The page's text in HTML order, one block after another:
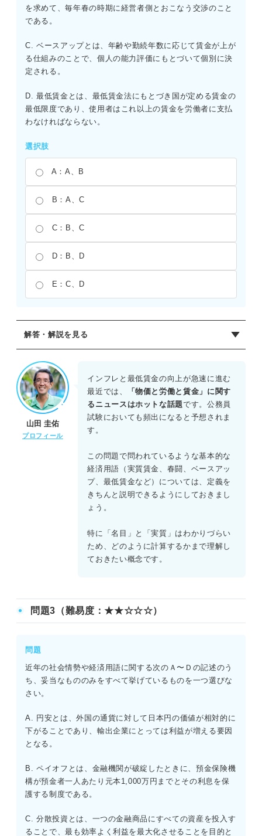
を求めて、毎年春の時期に経営者側とおこなう交渉のこと
である。
C. ベースアップとは、年齢や勤続年数に応じて賃金が上が
る仕組みのことで、個人の能力評価にもとづいて個別に決
定される。
D. 最低賃金とは、最低賃金法にもとづき国が定める賃金の
最低限度であり、使用者はこれ以上の賃金を労働者に支払
わなければならない。
選択肢
A：A、B
B：A、C
C：B、C
D：B、D
E：C、D
解答・解説を見る
正解：D：B、D
Aは不適切。記述の内容は「名目賃金」の説明である。実質
賃金は、物価の変動を考慮して算出される。
Bは妥当。春季労使交渉の正しい説明である。
Cは不適切。記述は「定期昇給」の説明に近い。ベースアッ
プは、賃金体系そのものを一律に引き上げることである。
Dは妥当。最低賃金制度の正しい説明である。
したがって、正しい組み合わせはBとDである。
山田 圭佑
プロフィール
インフレと最低賃金の向上が急速に進む
最近では、
「物価と労働と賃金」に関す
るニュースはホットな話題です。公務員
試験においても頻出になると予想されま
す。
この問題で問われているような基本的な
経済用語（実質賃金、春闘、ベースアッ
プ、最低賃金など）については、定義を
きちんと説明できるようにしておきまし
ょう。
特に「名目」と「実質」はわかりづらい
ため、どのように計算するかまで理解し
ておきたい概念です。
問題3（難易度：★★☆☆☆）
問題
近年の社会情勢や経済用語に関する次のＡ〜Ｄの記述のう
ち、妥当なもののみをすべて挙げているものを一つ選びな
さい。
A. 円安とは、外国の通貨に対して日本円の価値が相対的に
下がることであり、輸出企業にとっては利益が増える要因
となる。
B. ペイオフとは、金融機関が破綻したときに、預金保険機
構が預金者一人あたり元本1,000万円までとその利息を保
護する制度である。
C. 分散投資とは、一つの金融商品にすべての資産を投入す
ることで、最も効率よく利益を最大化させることを目的と